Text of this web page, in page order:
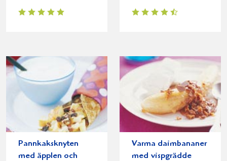
Pannkaksknyten
med äpplen och
Varma daimbananer
med vispgrädde